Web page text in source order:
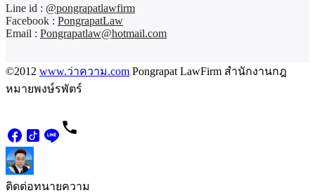
Line id : @pongrapatlawfirm
Facebook : PongrapatLaw
Email : Pongrapatlaw@hotmail.com
©2012 www.ว่าความ.com Pongrapat LawFirm สำนักงานกฎ
หมายพงษ์รพัตร์
ติดต่อทนายความ